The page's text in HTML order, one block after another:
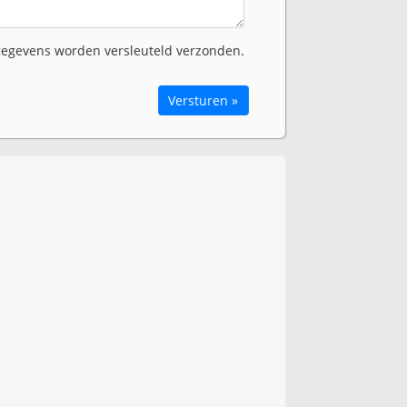
worden versleuteld verzonden.
Versturen »